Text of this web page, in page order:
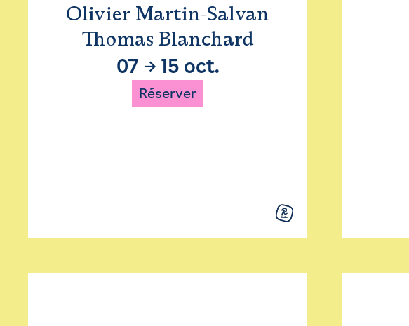
Olivier Martin-Salvan
Thomas Blanchard
07 → 15 oct.
Réserver